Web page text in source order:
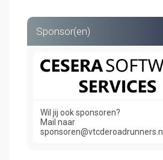
Sponsor(en)
Wil jij ook sponsoren?
Mail naar
sponsoren@vtcderoadrunners.nl